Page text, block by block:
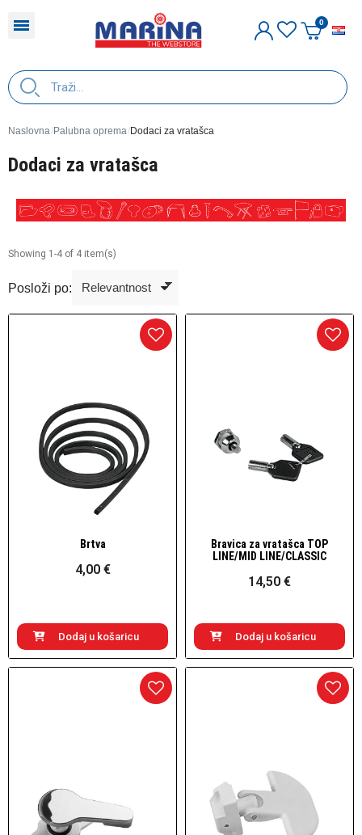
Naslovna Palubna oprema Dodaci za vratašca
Dodaci za vratašca
Showing 1-4 of 4 item(s)
Posloži po:
Brzi pogled
Brtva
4,00 €
Dodaj u košaricu
Brzi pogled
Bravica za vratašca TOP
LINE/MID LINE/CLASSIC
14,50 €
Dodaj u košaricu